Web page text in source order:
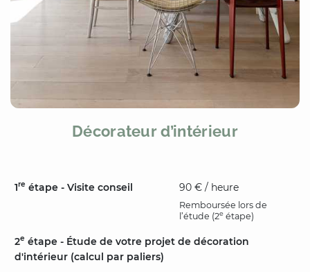
Décorateur d’intérieur
1re étape - Visite conseil 90 € / heure
Remboursée lors de
l’étude (2e étape)
2e étape - Étude de votre projet de décoration
d'intérieur (calcul par paliers)